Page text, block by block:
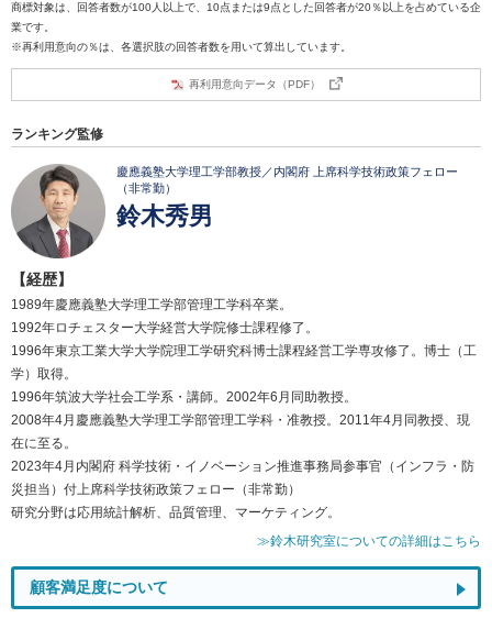
商標対象は、回答者数が100人以上で、10点または9点とした回答者が20％以上を占めている企
業です。
※再利用意向の％は、各選択肢の回答者数を用いて算出しています。
再利用意向データ（PDF）
ランキング監修
慶應義塾大学理工学部教授／内閣府 上席科学技術政策フェロー
（非常勤）
鈴木秀男
【経歴】
1989年慶應義塾大学理工学部管理工学科卒業。
1992年ロチェスター大学経営大学院修士課程修了。
1996年東京工業大学大学院理工学研究科博士課程経営工学専攻修了。博士（工
学）取得。
1996年筑波大学社会工学系・講師。2002年6月同助教授。
2008年4月慶應義塾大学理工学部管理工学科・准教授。2011年4月同教授、現
在に至る。
2023年4月内閣府 科学技術・イノベーション推進事務局参事官（インフラ・防
災担当）付上席科学技術政策フェロー（非常勤）
研究分野は応用統計解析、品質管理、マーケティング。
≫鈴木研究室についての詳細はこちら
顧客満足度について